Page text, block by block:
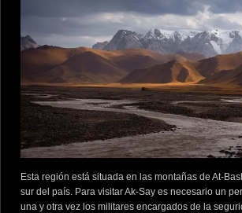
Esta región está situada en las montañas de At-
sur del país. Para visitar Ak-Say es necesario un
una y otra vez los militares encargados de la